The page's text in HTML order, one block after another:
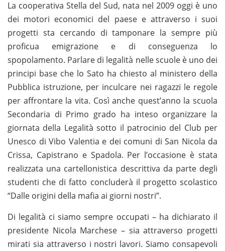
La cooperativa Stella del Sud, nata nel 2009 oggi è uno
dei motori economici del paese e attraverso i suoi
progetti sta cercando di tamponare la sempre più
proficua emigrazione e di conseguenza lo
spopolamento. Parlare di legalità nelle scuole è uno dei
principi base che lo Sato ha chiesto al ministero della
Pubblica istruzione, per inculcare nei ragazzi le regole
per affrontare la vita. Così anche quest’anno la scuola
Secondaria di Primo grado ha inteso organizzare la
giornata della Legalità sotto il patrocinio del Club per
Unesco di Vibo Valentia e dei comuni di San Nicola da
Crissa, Capistrano e Spadola. Per l’occasione è stata
realizzata una cartellonistica descrittiva da parte degli
studenti che di fatto concluderà il progetto scolastico
“Dalle origini della mafia ai giorni nostri”.
Di legalità ci siamo sempre occupati – ha dichiarato il
presidente Nicola Marchese – sia attraverso progetti
mirati sia attraverso i nostri lavori. Siamo consapevoli